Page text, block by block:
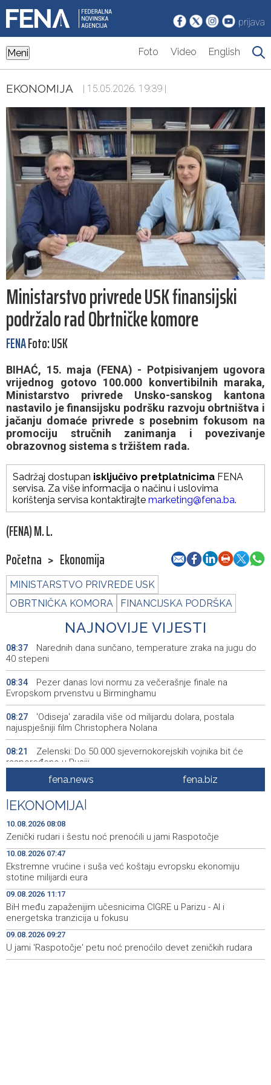
prijava
Meni Foto Video English
EKONOMIJA | 15.05.2026. 19:39 |
Ministarstvo privrede USK finansijski
podržalo rad Obrtničke komore
FENAFoto: USK
BIHAĆ, 15. maja (FENA) - Potpisivanjem ugovora
vrijednog gotovo 100.000 konvertibilnih maraka,
Ministarstvo privrede Unsko-sanskog kantona
nastavilo je finansijsku podršku razvoju obrtništva i
jačanju domaće privrede s posebnim fokusom na
promociju stručnih zanimanja i povezivanje
obrazovnog sistema s tržištem rada.
Sadržaj dostupan isključivo pretplatnicima FENA
servisa. Za više informacija o načinu i uslovima
korištenja servisa kontaktirajte marketing@fena.ba.
(FENA) M. L.
Početna > Ekonomija
MINISTARSTVO PRIVREDE USK
OBRTNIČKA KOMORA
FINANCIJSKA PODRŠKA
NAJNOVIJE VIJESTI
08:37
Narednih dana sunčano, temperature zraka na jugu do
40 stepeni
08:34
Pezer danas lovi normu za večerašnje finale na
Evropskom prvenstvu u Birminghamu
08:27
'Odiseja' zaradila više od milijardu dolara, postala
najuspješniji film Christophera Nolana
08:21
Zelenski: Do 50.000 sjevernokorejskih vojnika bit će
raspoređeno u Rusiji
Više od milion ljudi evakuirano u Kini zbog tajfuna
Dolphin
08:08 Zenički rudari i šestu noć prenoćili u jami Raspotočje
Svjetska mora u julu zabilježila najvišu temperaturu
otkad postoje mjerenja
07:47
Trump imenovao Willa Scharfa za glavnog pravnog
savjetnika Bijele kuće
07:47
Ekstremne vrućine i suša već koštaju evropsku
ekonomiju stotine milijardi eura
07:40
Danas u Sarajevu akcija darivanja krvi - Daruj krv, budi
opet njihov heroj
fena.news fena.biz
EKONOMIJA
10.08.2026 08:08
Zenički rudari i šestu noć prenoćili u jami Raspotočje
10.08.2026 07:47
Ekstremne vrućine i suša već koštaju evropsku ekonomiju
stotine milijardi eura
09.08.2026 11:17
BiH među zapaženijim učesnicima CIGRE u Parizu - AI i
energetska tranzicija u fokusu
09.08.2026 09:27
U jami 'Raspotočje' petu noć prenoćilo devet zeničkih rudara